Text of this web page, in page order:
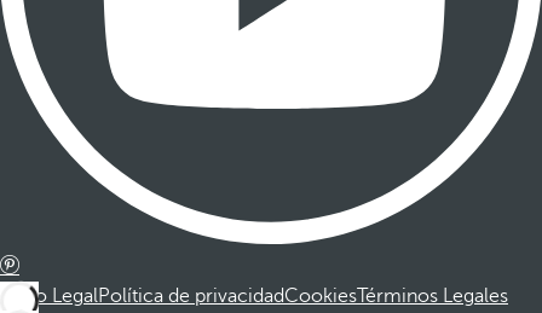
Aviso LegalPolítica de privacidadCookies Términos Legales